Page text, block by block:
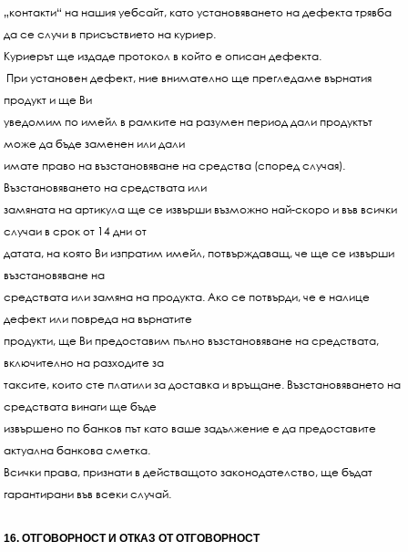
„контакти“ на нашия уебсайт, като установяването на дефекта трявба
да се случи в присъствието на куриер.
Куриерът ще издаде протокол в който е описан дефекта.
При установен дефект, ние внимателно ще прегледаме върнатия
продукт и ще Ви
уведомим по имейл в рамките на разумен период дали продуктът
може да бъде заменен или дали
имате право на възстановяване на средства (според случая).
Възстановяването на средствата или
замяната на артикула ще се извърши възможно най-скоро и във всички
случаи в срок от 14 дни от
датата, на която Ви изпратим имейл, потвърждаващ, че ще се извърши
възстановяване на
средствата или замяна на продукта. Ако се потвърди, че е налице
дефект или повреда на върнатите
продукти, ще Ви предоставим пълно възстановяване на средствата,
включително на разходите за
таксите, които сте платили за доставка и връщане. Възстановяването на
средствата винаги ще бъде
извършено по банков път като ваше задължение е да предоставите
актуална банкова сметка.
Всички права, признати в действащото законодателство, ще бъдат
гарантирани във всеки случай.
16. ОТГОВОРНОСТ И ОТКАЗ ОТ ОТГОВОРНОСТ